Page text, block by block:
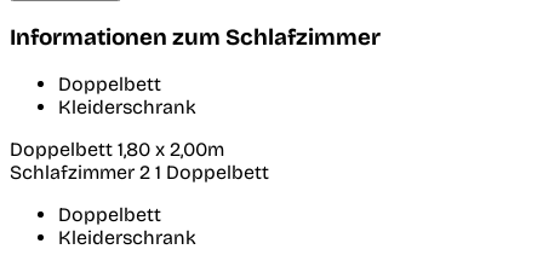
Informationen zum Schlafzimmer
Doppelbett
Kleiderschrank
Doppelbett 1,80 x 2,00m
Schlafzimmer 2 1 Doppelbett
Doppelbett
Kleiderschrank